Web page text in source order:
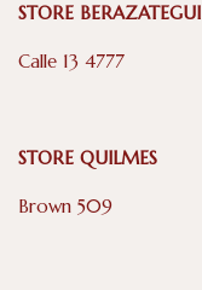
STORE BERAZATEGUI
Calle 13 4777
STORE QUILMES
Brown 509